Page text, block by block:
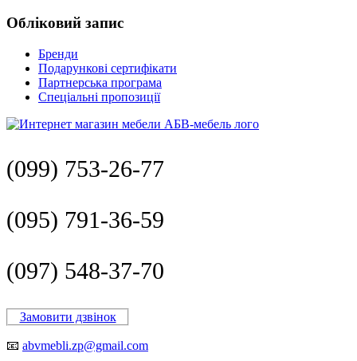
Обліковий запис
Бренди
Подарункові сертифікати
Партнерська програма
Спеціальні пропозиції
(099) 753-26-77
(095) 791-36-59
(097) 548-37-70
Замовити дзвінок
📧 abvmebli.zp@gmail.com